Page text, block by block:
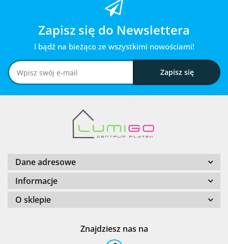
Zapisz się do Newslettera
I bądź na bieżąco ze wszystkimi nowościami!
Dane adresowe
Informacje
O sklepie
Znajdziesz nas na